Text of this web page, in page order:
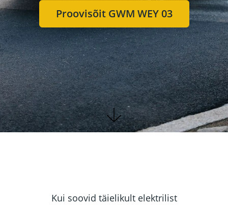
Proovisõit GWM WEY 03
Kui soovid täielikult elektrilist